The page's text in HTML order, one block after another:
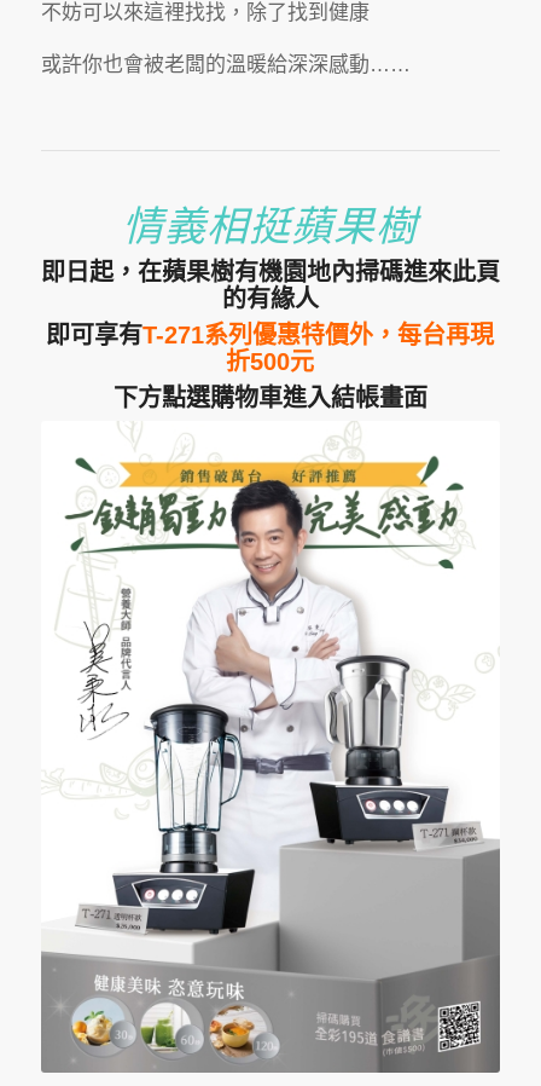
不妨可以來這裡找找，除了找到健康
或許你也會被老闆的溫暖給深深感動……
情義相挺蘋果樹
即日起，在蘋果樹有機園地內掃碼進來此頁
的有緣人
即可享有T-271系列優惠特價外，每台再現
折500元
下方點選購物車進入結帳畫面